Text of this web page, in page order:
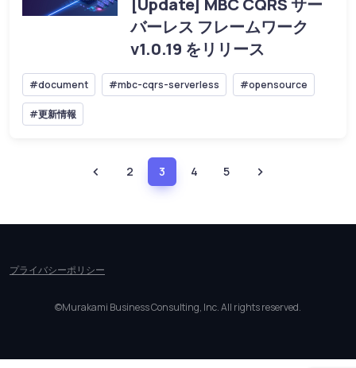
[Update] MBC CQRS サー
バーレス フレームワーク
v1.0.19 をリリース
#document #mbc-cqrs-serverless #opensource
#更新情報
2 3 4 5
プライバシーポリシー
©Murakami Business Consulting, Inc. All rights reserved.